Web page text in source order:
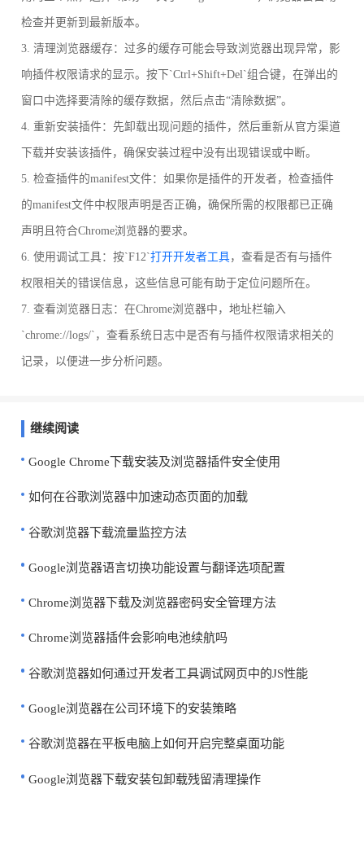
检查并更新到最新版本。
3. 清理浏览器缓存：过多的缓存可能会导致浏览器出现异常，影
响插件权限请求的显示。按下`Ctrl+Shift+Del`组合键，在弹出的
窗口中选择要清除的缓存数据，然后点击“清除数据”。
4. 重新安装插件：先卸载出现问题的插件，然后重新从官方渠道
下载并安装该插件，确保安装过程中没有出现错误或中断。
5. 检查插件的manifest文件：如果你是插件的开发者，检查插件
的manifest文件中权限声明是否正确，确保所需的权限都已正确
声明且符合Chrome浏览器的要求。
6. 使用调试工具：按`F12`打开开发者工具，查看是否有与插件
权限相关的错误信息，这些信息可能有助于定位问题所在。
7. 查看浏览器日志：在Chrome浏览器中，地址栏输入
`chrome://logs/`，查看系统日志中是否有与插件权限请求相关的
记录，以便进一步分析问题。
继续阅读
Google Chrome下载安装及浏览器插件安全使用
如何在谷歌浏览器中加速动态页面的加载
谷歌浏览器下载流量监控方法
Google浏览器语言切换功能设置与翻译选项配置
Chrome浏览器下载及浏览器密码安全管理方法
Chrome浏览器插件会影响电池续航吗
谷歌浏览器如何通过开发者工具调试网页中的JS性能
Google浏览器在公司环境下的安装策略
谷歌浏览器在平板电脑上如何开启完整桌面功能
Google浏览器下载安装包卸载残留清理操作